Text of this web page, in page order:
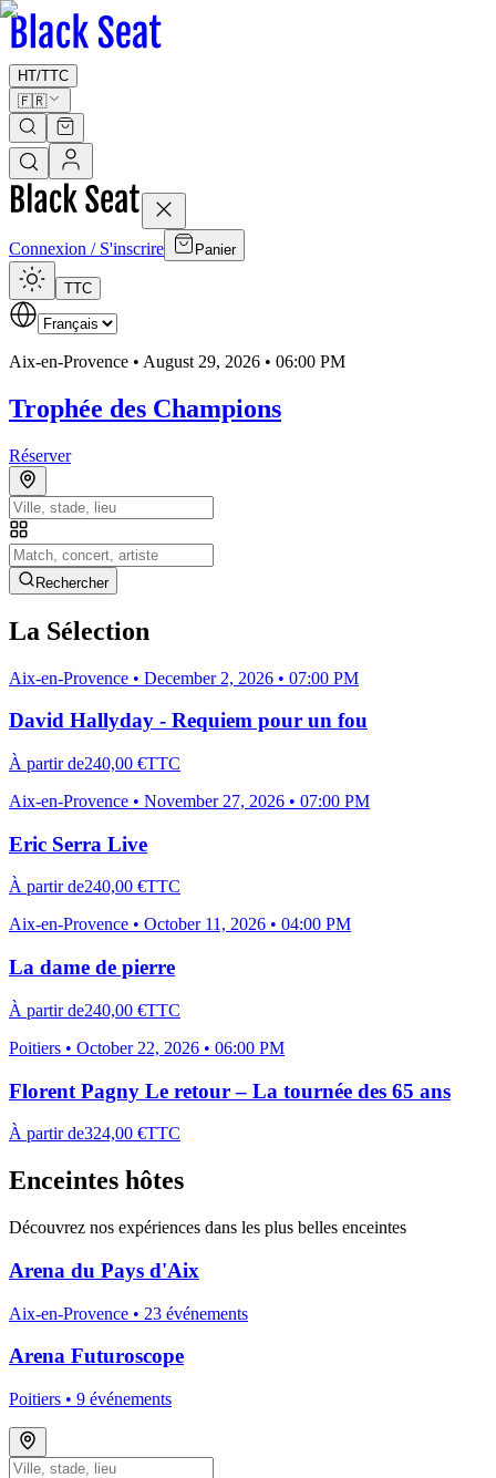
HT/TTC
🇫🇷
Connexion / S'inscrire Panier
TTC
Aix-en-Provence • August 29, 2026 • 06:00 PM
Trophée des Champions
Réserver
Rechercher
La Sélection
Aix-en-Provence • December 2, 2026 • 07:00 PM
David Hallyday - Requiem pour un fou
À partir de240,00 €TTC
Aix-en-Provence • November 27, 2026 • 07:00 PM
Eric Serra Live
À partir de240,00 €TTC
Aix-en-Provence • October 11, 2026 • 04:00 PM
La dame de pierre
À partir de240,00 €TTC
Poitiers • October 22, 2026 • 06:00 PM
Florent Pagny Le retour – La tournée des 65 ans
À partir de324,00 €TTC
Enceintes hôtes
Découvrez nos expériences dans les plus belles enceintes
Arena du Pays d'Aix
Aix-en-Provence • 23 événements
Arena Futuroscope
Poitiers • 9 événements